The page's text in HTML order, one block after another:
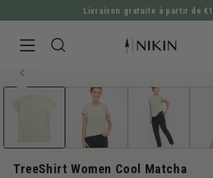
ALLER DIRECTEMENT AU
Livraison gratuite à partir de
ALLER À L'INFORMATION SUR
Ouvrir
le
TreeShirt Women Cool Matcha